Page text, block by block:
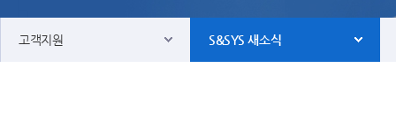
고객지원 S&SYS 새소식